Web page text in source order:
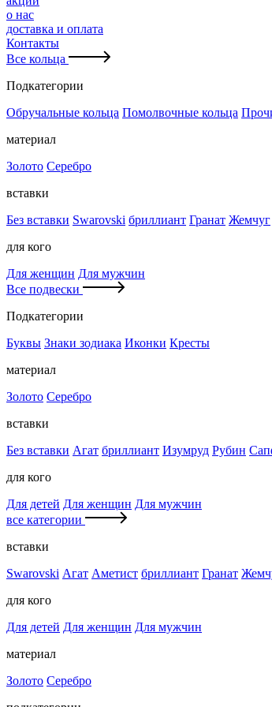
о нас
доставка и оплата
Контакты
Все кольца
Подкатегории
Обручальные кольца Помолвочные кольца
материал
Золото Серебро
вставки
Без вставки Swarovski бриллиант Гранат Жемчуг
для кого
Для женщин Для мужчин
Все подвески
Подкатегории
Буквы Знаки зодиака Иконки Кресты
материал
Золото Серебро
вставки
Без вставки Агат бриллиант Изумруд Рубин
для кого
Для детей Для женщин Для мужчин
все категории
вставки
Swarovski Агат Аметист бриллиант Гранат
для кого
Для детей Для женщин Для мужчин
материал
Золото Серебро